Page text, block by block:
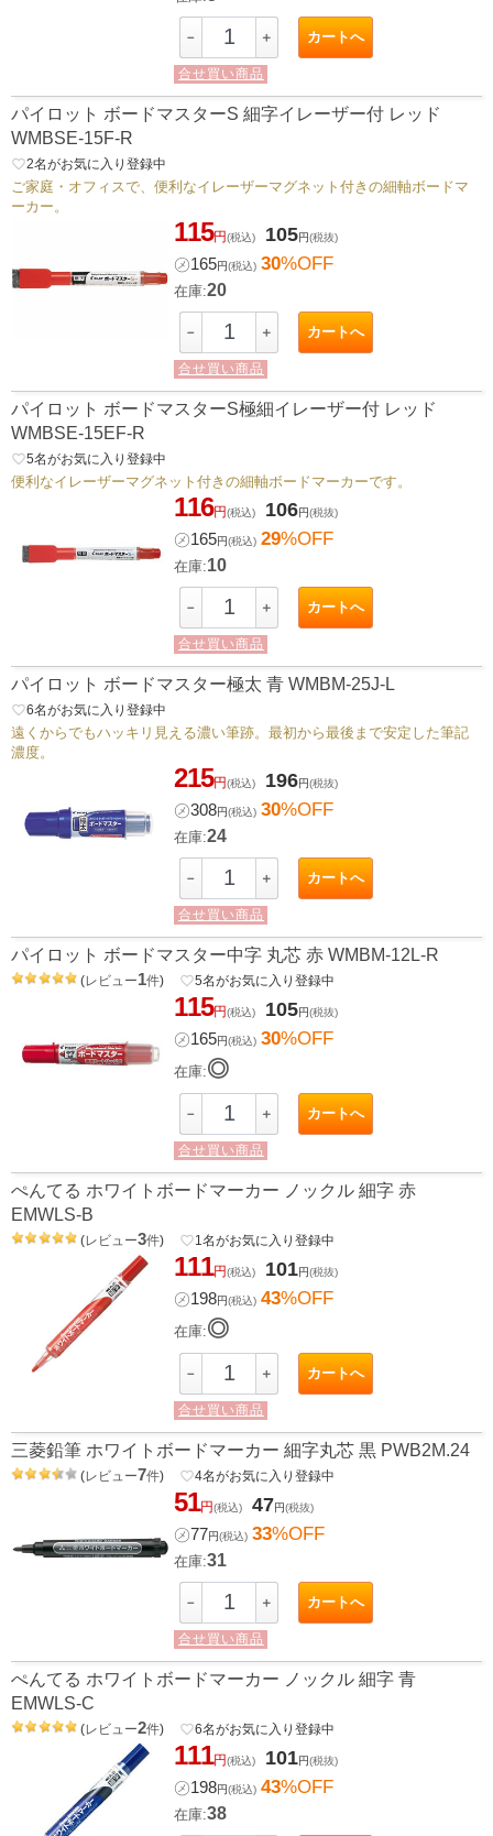
－ ＋ カートへ
合せ買い商品
パイロット ボードマスターS 細字イレーザー付 レッド
WMBSE-15F-R
favorite_border2名がお気に入り登録中
ご家庭・オフィスで、便利なイレーザーマグネット付きの細軸ボードマ
ーカー。
115円(税込) 105円(税抜)
㋱165円(税込) 30%OFF
在庫:20
－ ＋ カートへ
合せ買い商品
パイロット ボードマスターS極細イレーザー付 レッド
WMBSE-15EF-R
favorite_border5名がお気に入り登録中
便利なイレーザーマグネット付きの細軸ボードマーカーです。
116円(税込) 106円(税抜)
㋱165円(税込) 29%OFF
在庫:10
－ ＋ カートへ
合せ買い商品
パイロット ボードマスター極太 青 WMBM-25J-L
favorite_border6名がお気に入り登録中
遠くからでもハッキリ見える濃い筆跡。最初から最後まで安定した筆記
濃度。
215円(税込) 196円(税抜)
㋱308円(税込) 30%OFF
在庫:24
－ ＋ カートへ
合せ買い商品
パイロット ボードマスター中字 丸芯 赤 WMBM-12L-R
(レビュー1件) favorite_border5名がお気に入り登録中
115円(税込) 105円(税抜)
㋱165円(税込) 30%OFF
在庫:◎
－ ＋ カートへ
合せ買い商品
ぺんてる ホワイトボードマーカー ノックル 細字 赤
EMWLS-B
(レビュー3件) favorite_border1 名がお気に入り登録中
111円(税込) 101円(税抜)
㋱198円(税込) 43%OFF
在庫:◎
－ ＋ カートへ
合せ買い商品
三菱鉛筆 ホワイトボードマーカー 細字丸芯 黒 PWB2M.24
(レビュー7件) favorite_border4名がお気に入り登録中
51円(税込) 47円(税抜)
㋱77円(税込) 33%OFF
在庫:31
－ ＋ カートへ
合せ買い商品
ぺんてる ホワイトボードマーカー ノックル 細字 青
EMWLS-C
(レビュー2件) favorite_border6名がお気に入り登録中
111円(税込) 101円(税抜)
㋱198円(税込) 43%OFF
在庫:38